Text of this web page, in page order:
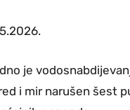
je
i mir narušen šest